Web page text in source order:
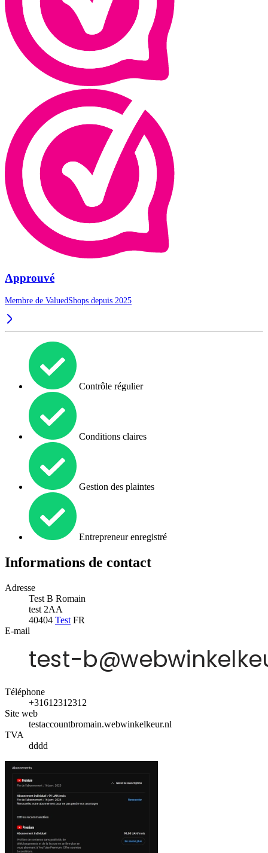
Approuvé
Membre de ValuedShops depuis 2025
Contrôle régulier
Conditions claires
Gestion des plaintes
Entrepreneur enregistré
Informations de contact
Adresse
Test B Romain
test 2AA
40404 Test FR
E-mail
Téléphone
+31612312312
Site web
testaccountbromain.webwinkelkeur.nl
TVA
dddd